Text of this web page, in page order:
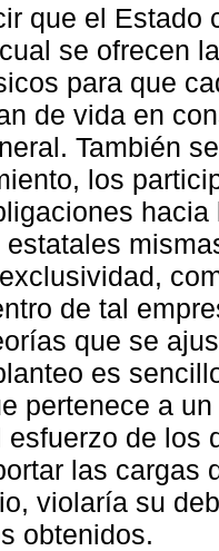
que el Estado
se ofrecen
para que
de vida en
También
los
de tal
que se
es
pertenece a
esfuerzo de los
las cargas
violaría su
obtenidos.